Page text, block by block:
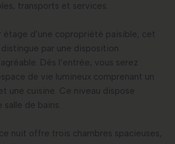
transports et services.
étage d’une copropriété paisible, cet
par une disposition
Dès l’entrée, vous serez
de vie lumineux comprenant un
une cuisine. Ce niveau dispose
salle de bains.
nuit offre trois chambres spacieuses,